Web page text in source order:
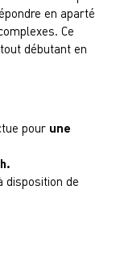
en aparté
Ce
débutant en
pour une
disposition de